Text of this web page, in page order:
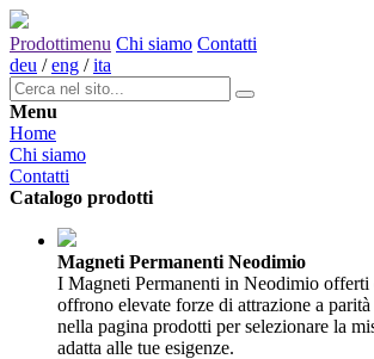
Prodottimenu Chi siamo Contatti
deu /eng /ita
Menu
Home
Chi siamo
Contatti
Catalogo prodotti
Magneti Permanenti Neodimio
I Magneti Permanenti in Neodimio
offrono elevate forze di attrazione a
nella pagina prodotti per selezionare la
adatta alle tue esigenze.